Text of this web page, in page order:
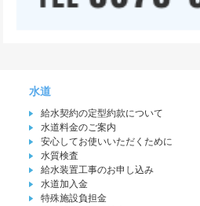
水道
給水契約の定型約款について
水道料金のご案内
安心してお使いいただくために
水質検査
給水装置工事のお申し込み
水道加入金
特殊施設負担金